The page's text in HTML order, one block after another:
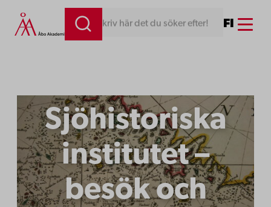
Hoppa
till
Skriv här det du söker efter! FI Menu
Sjöhistoriska
institutet –
besök och